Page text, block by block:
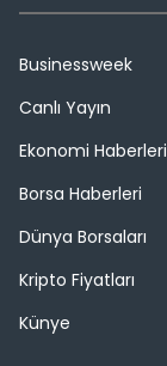
Businessweek
Canlı Yayın
Ekonomi Haberleri
Borsa Haberleri
Dünya Borsaları
Kripto Fiyatları
Künye